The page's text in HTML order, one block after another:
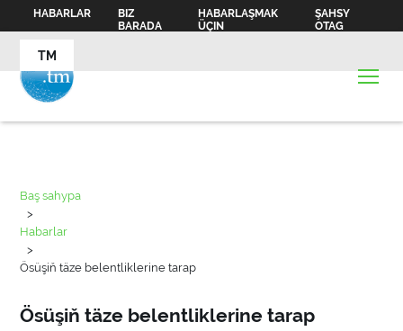
HABARLAR
BIZ
BARADA
HABARLAŞMAK
ÜÇIN
ŞAHSY
OTAG
TM
Baş sahypa
>
Habarlar
>
Ösüşiň täze belentliklerine tarap
Ösüşiň täze belentliklerine tarap